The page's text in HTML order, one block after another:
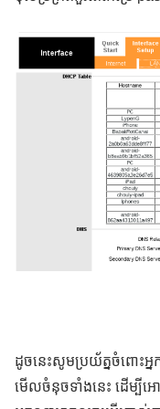
ដូចនេះសូមប្រយ័ត្នចំពោះអ្ន
មើលចំនុចទាំងនេះ ដើម្បីអ